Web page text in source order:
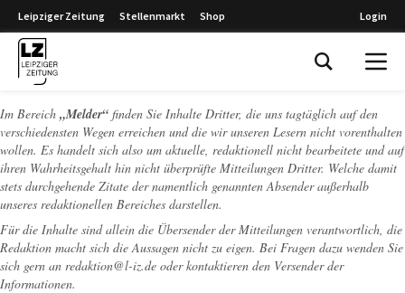
Leipziger Zeitung Stellenmarkt Shop Login
Im Bereich „Melder“ finden Sie Inhalte Dritter, die uns tagtäglich auf den
verschiedensten Wegen erreichen und die wir unseren Lesern nicht vorenthalten
wollen. Es handelt sich also um aktuelle, redaktionell nicht bearbeitete und auf
ihren Wahrheitsgehalt hin nicht überprüfte Mitteilungen Dritter. Welche damit
stets durchgehende Zitate der namentlich genannten Absender außerhalb
unseres redaktionellen Bereiches darstellen.
Für die Inhalte sind allein die Übersender der Mitteilungen verantwortlich, die
Redaktion macht sich die Aussagen nicht zu eigen. Bei Fragen dazu wenden Sie
sich gern an redaktion@l-iz.de oder kontaktieren den Versender der
Informationen.